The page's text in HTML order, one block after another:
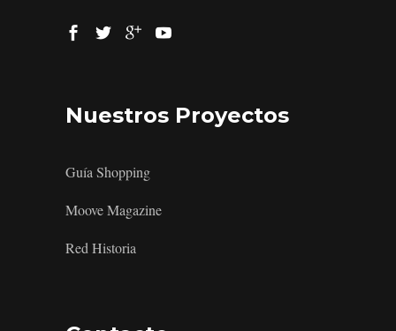
Nuestros Proyectos
Guía Shopping
Moove Magazine
Red Historia